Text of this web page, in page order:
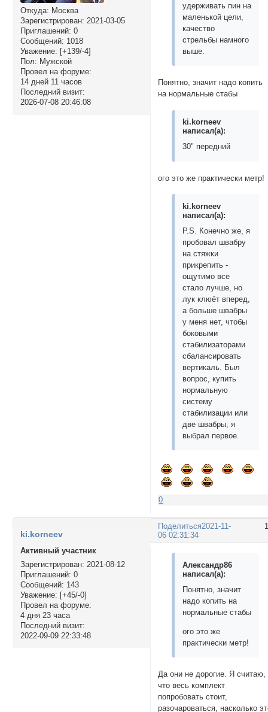
Откуда: Москва
Зарегистрирован: 2021-03-05
Приглашений: 0
Сообщений: 1018
Уважение: [+139/-4]
Пол: Мужской
Провел на форуме:
14 дней 11 часов
Последний визит:
2026-07-08 20:46:08
удерживать пин на
маленькой цели,
качество
стрельбы намного
выше.
Понятно, значит надо копить
на нормальные стабы
ki.korneev
написал(а):
30" передний
ого это же практически метр!
ki.korneev
написал(а):
P.S. Конечно же, я
пробовал швабру
на стяжки
прикрепить -
ощутимо все
стало лучше, но
лук клюёт вперед,
а больше швабры
у меня нет, чтобы
боковыми
стабилизаторами
сбалансировать
вертикаль. Был
вопрос, купить
нормальную
систему
стабилизации или
две швабры, я
выбрал первое.
0
Поделиться2021-11-
06 02:31:34
ki.korneev
Активный участник
Зарегистрирован: 2021-08-12
Приглашений: 0
Сообщений: 143
Уважение: [+45/-0]
Провел на форуме:
4 дня 23 часа
Последний визит:
2022-09-09 22:33:48
Александр86
написал(а):
Понятно, значит
надо копить на
нормальные стабы
ого это же
практически метр!
Да они не дорогие. Я считаю,
что весь комплект
попробовать стоит,
разочароваться, насколько